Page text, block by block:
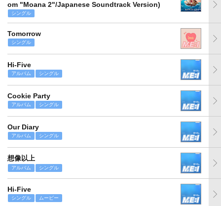
om "Moana 2"/Japanese Soundtrack Version)
シングル
Tomorrow
シングル
Hi-Five
アルバム シングル
Cookie Party
アルバム シングル
Our Diary
アルバム シングル
想像以上
アルバム シングル
Hi-Five
シングル ムービー